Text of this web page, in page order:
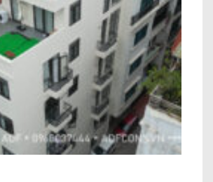
Chung Cư Mini Anh Trung
Cầu Giấy